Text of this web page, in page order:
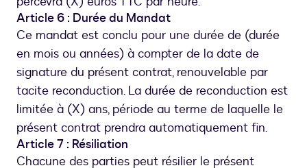
Article 6 : Durée du Mandat
Ce mandat est conclu pour une durée de (durée
en mois ou années) à compter de la date de
signature du présent contrat, renouvelable par
tacite reconduction. La durée de reconduction est
limitée à (X) ans, période au terme de laquelle le
présent contrat prendra automatiquement fin.
Article 7 : Résiliation
Chacune des parties peut résilier le présent